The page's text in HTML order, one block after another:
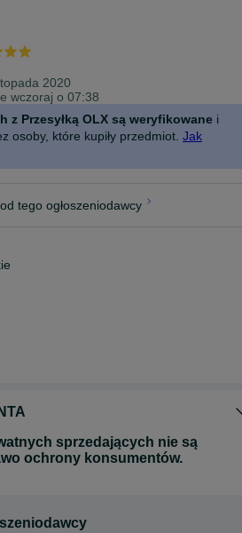
2020
wczoraj o 07:38
z Przesyłką OLX są weryfikowane i
osoby, które kupiły przedmiot. Jak
tego ogłoszeniodawcy
sprzedających nie są
ochrony konsumentów.